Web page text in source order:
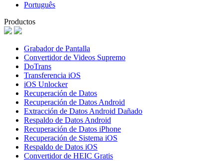
Português
Productos
Grabador de Pantalla
Convertidor de Videos Supremo
DoTrans
Transferencia iOS
iOS Unlocker
Recuperación de Datos
Recuperación de Datos Android
Extracción de Datos Android Dañado
Respaldo de Datos Android
Recuperación de Datos iPhone
Recuperación de Sistema iOS
Respaldo de Datos iOS
Convertidor de HEIC Gratis